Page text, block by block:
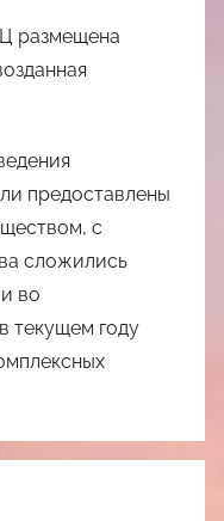
размещена
предоставлены
с
сложились
во
текущем году